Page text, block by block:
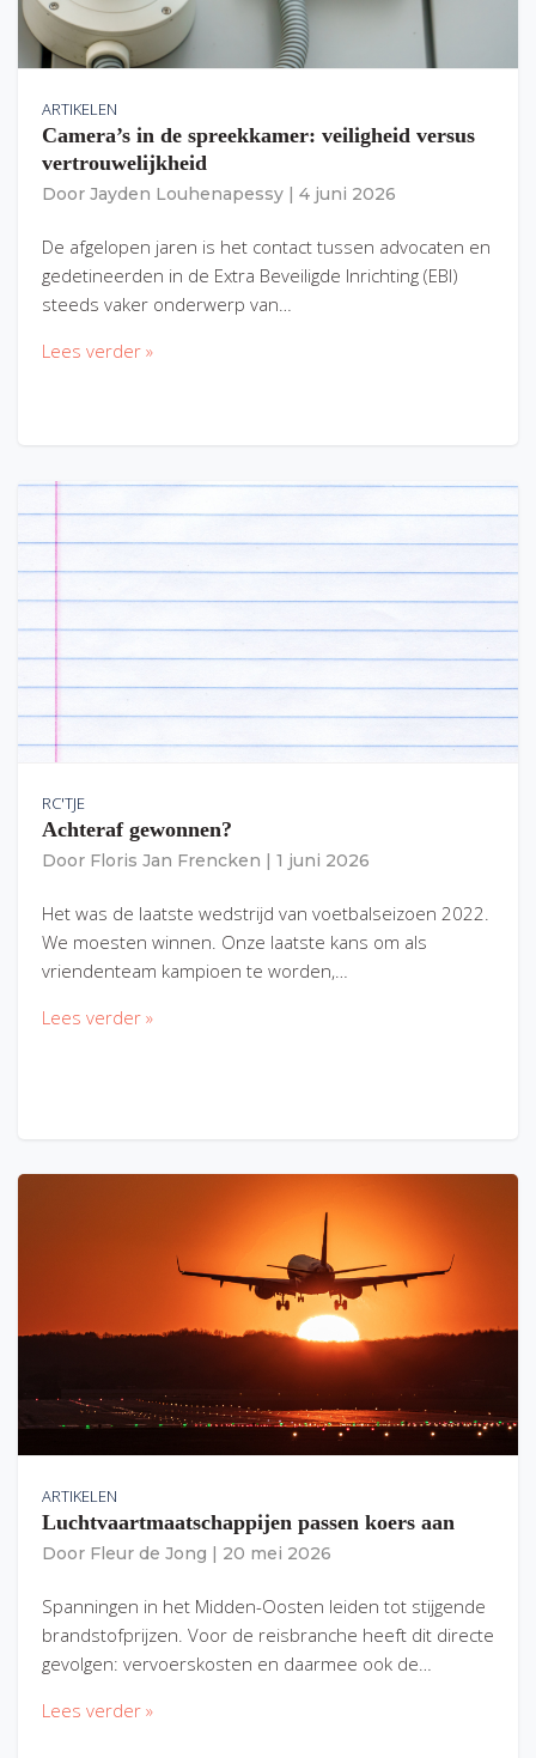
ARTIKELEN
Camera’s in de spreekkamer: veiligheid versus
vertrouwelijkheid
Door Jayden Louhenapessy 4 juni 2026
De afgelopen jaren is het contact tussen advocaten en
gedetineerden in de Extra Beveiligde Inrichting (EBI)
steeds vaker onderwerp van…
Lees verder »
RC'TJE
Achteraf gewonnen?
Door Floris Jan Frencken 1 juni 2026
Het was de laatste wedstrijd van voetbalseizoen 2022.
We moesten winnen. Onze laatste kans om als
vriendenteam kampioen te worden,…
Lees verder »
ARTIKELEN
Luchtvaartmaatschappijen passen koers aan
Door Fleur de Jong 20 mei 2026
Spanningen in het Midden-Oosten leiden tot stijgende
brandstofprijzen. Voor de reisbranche heeft dit directe
gevolgen: vervoerskosten en daarmee ook de…
Lees verder »